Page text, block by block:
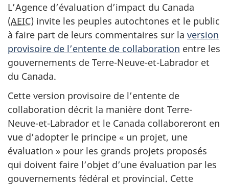
L’Agence d’évaluation d’impact du Canada
(AEIC) invite les peuples autochtones et le public
à faire part de leurs commentaires sur la version
provisoire de l’entente de collaboration entre les
gouvernements de Terre-Neuve-et-Labrador et
du Canada.
Cette version provisoire de l’entente de
collaboration décrit la manière dont Terre-
Neuve-et-Labrador et le Canada collaboreront en
vue d’adopter le principe « un projet, une
évaluation » pour les grands projets proposés
qui doivent faire l’objet d’une évaluation par les
gouvernements fédéral et provincial. Cette